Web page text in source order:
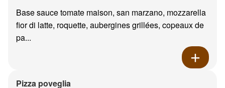
Base sauce tomate maison, san marzano, mozzarella
fior di latte, roquette, aubergines grillées, copeaux de
pa...
Pizza poveglia